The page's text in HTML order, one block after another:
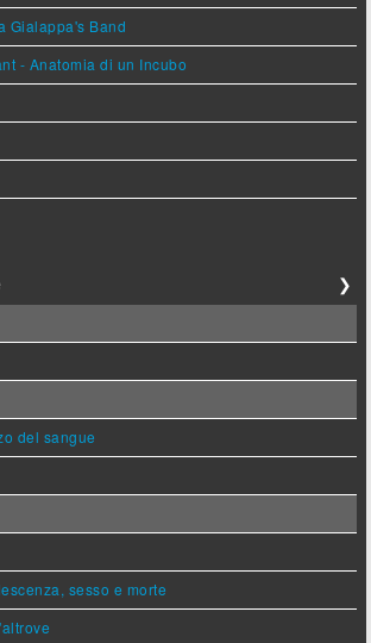
Gialappa's Band
- Anatomia di un Incubo
❯
del sangue
sesso e morte